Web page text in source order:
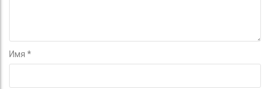
Имя *